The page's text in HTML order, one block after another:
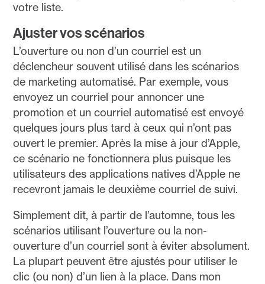
votre liste.
Ajuster vos scénarios
L’ouverture ou non d’un courriel est un
déclencheur souvent utilisé dans les scénarios
de marketing automatisé. Par exemple, vous
envoyez un courriel pour annoncer une
promotion et un courriel automatisé est envoyé
quelques jours plus tard à ceux qui n’ont pas
ouvert le premier. Après la mise à jour d’Apple,
ce scénario ne fonctionnera plus puisque les
utilisateurs des applications natives d’Apple ne
recevront jamais le deuxième courriel de suivi.
Simplement dit, à partir de l’automne, tous les
scénarios utilisant l’ouverture ou la non-
ouverture d’un courriel sont à éviter absolument.
La plupart peuvent être ajustés pour utiliser le
clic (ou non) d’un lien à la place. Dans mon